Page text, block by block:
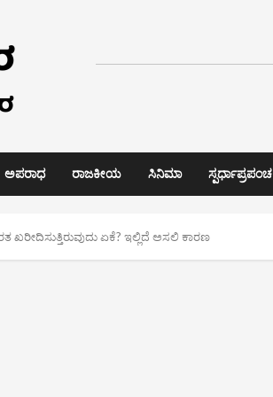
ಅಪರಾಧ ರಾಜಕೀಯ ಸಿನಿಮಾ ಸ್ಪರ್ಧಾಪ್ರಪಂಚ
ಖರೀದಿಸುತ್ತಿರುವುದು ಏಕೆ? ಇಲ್ಲಿದೆ ಅಸಲಿ ಕಾರಣ